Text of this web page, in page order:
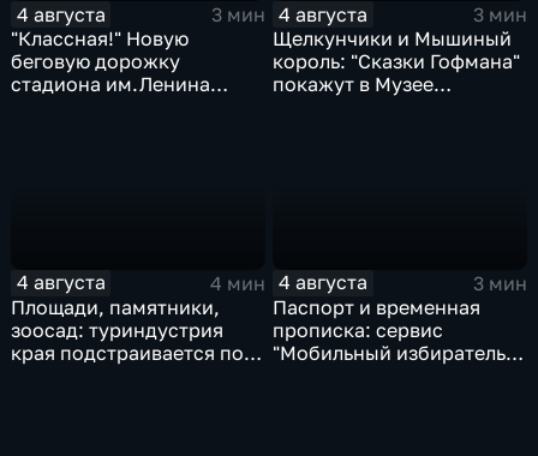
4 августа
3 мин
"Классная!" Новую
беговую дорожку
стадиона им.Ленина
4 августа
3 мин
Щелкунчики и Мышиный
король: "Сказки Гофмана"
покажут в Музее
4 августа
4 мин
Площади, памятники,
зоосад: туриндустрия
края подстраивается под
4 августа
3 мин
Паспорт и временная
прописка: сервис
"Мобильный избиратель"